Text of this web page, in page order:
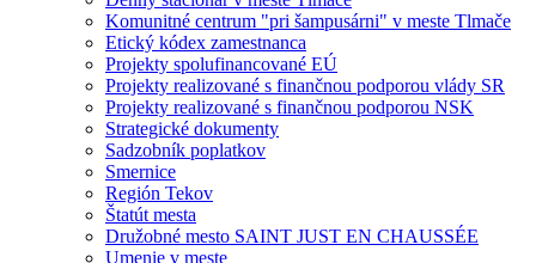
Komunitné centrum "pri šampusárni" v meste Tlmače
Etický kódex zamestnanca
Projekty spolufinancované EÚ
Projekty realizované s finančnou podporou vlády SR
Projekty realizované s finančnou podporou NSK
Strategické dokumenty
Sadzobník poplatkov
Smernice
Región Tekov
Štatút mesta
Družobné mesto SAINT JUST EN CHAUSSÉE
Umenie v meste